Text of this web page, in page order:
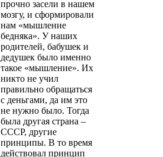
прочно засели в нашем
мозгу, и сформировали
нам «мышление
бедняка». У наших
родителей, бабушек и
дедушек было именно
такое «мышление». Их
никто не учил
правильно обращаться
с деньгами, да им это
не нужно было. Тогда
была другая страна –
СССР, другие
принципы. В то время
действовал принцип